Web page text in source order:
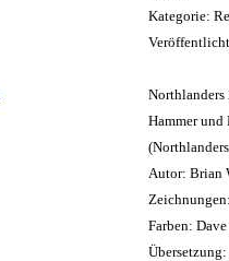
Kategorie:
Northlanders
Hammer und
Autor: Brian
Farben: